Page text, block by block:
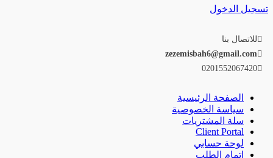
تسجيل الدخول
للاتصال بنا
zezemisbah6@gmail.com
0201552067420
الصفحة الرئيسية
سياسة الخصوصية
سلة المشتريات
Client Portal
لوحة حسابي
إتمام الطلب